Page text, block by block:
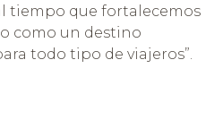
tiempo que fortalecemos
como un destino
todo tipo de viajeros”.